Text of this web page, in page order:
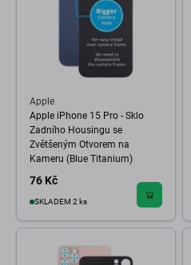
Apple
Apple iPhone 15 Pro - Sklo
Zadního Housingu se
Zvětšeným Otvorem na
Kameru (Blue Titanium)
76 Kč
SKLADEM 2 ks